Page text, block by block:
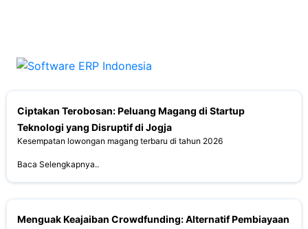
Ciptakan Terobosan: Peluang Magang di Startup
Teknologi yang Disruptif di Jogja
Kesempatan lowongan magang terbaru di tahun 2026
Baca Selengkapnya..
Menguak Keajaiban Crowdfunding: Alternatif Pembiayaan